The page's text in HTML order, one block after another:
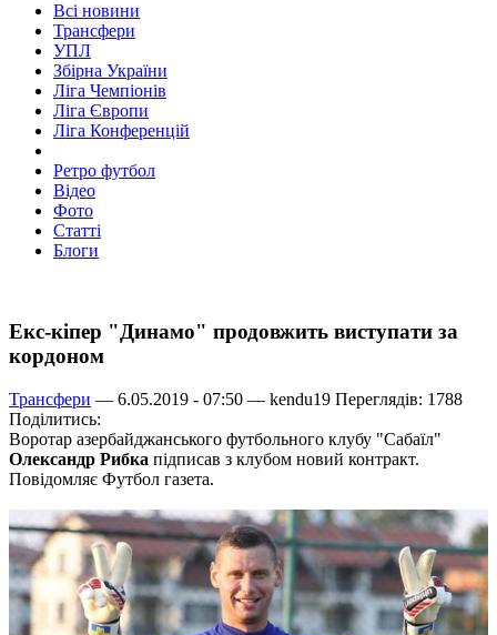
Всі новини
Трансфери
УПЛ
Збірна України
Ліга Чемпіонів
Ліга Європи
Ліга Конференцій
Ретро футбол
Відео
Фото
Статті
Блоги
Екс-кіпер "Динамо" продовжить виступати за
кордоном
Трансфери — 6.05.2019 - 07:50 — kendu19 Переглядів: 1788
Поділитись:
Воротар азербайджанського футбольного клубу "Сабаїл"
Олександр Рибка підписав з клубом новий контракт.
Повідомляє Футбол газета.